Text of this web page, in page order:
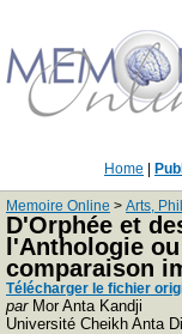
Home
Memoire Online > Arts,
D'Orphée et
l'Anthologie
comparaison
Télécharger le fichier
parMor Anta Kandji
Université Cheikh Anta